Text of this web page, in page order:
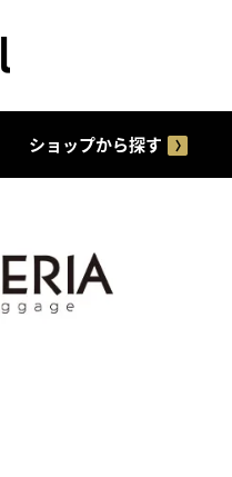
ショップから探す